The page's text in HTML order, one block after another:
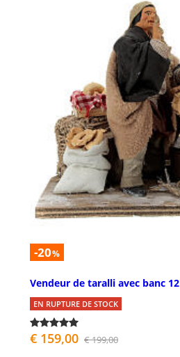
-20%
Vendeur de taralli avec banc
EN RUPTURE DE STOCK
€ 159,00 € 199,00